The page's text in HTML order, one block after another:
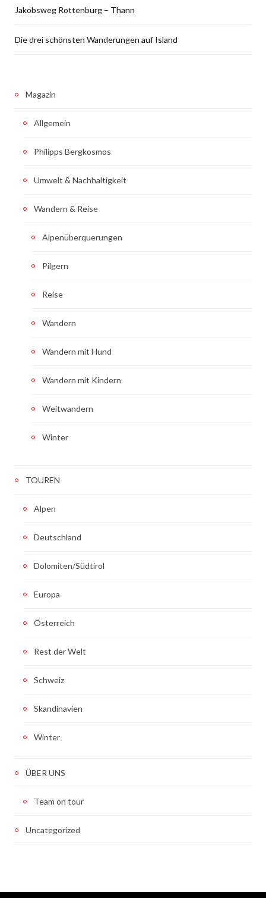
Jakobsweg Rottenburg – Thann
Die drei schönsten Wanderungen auf Island
Magazin
Allgemein
Philipps Bergkosmos
Umwelt & Nachhaltigkeit
Wandern & Reise
Alpenüberquerungen
Pilgern
Reise
Wandern
Wandern mit Hund
Wandern mit Kindern
Weitwandern
Winter
TOUREN
Alpen
Deutschland
Dolomiten/Südtirol
Europa
Österreich
Rest der Welt
Schweiz
Skandinavien
Winter
ÜBER UNS
Team on tour
Uncategorized